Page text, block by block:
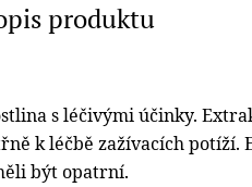
produktu
s léčivými účinky.
k léčbě zažívacích
být opatrní.